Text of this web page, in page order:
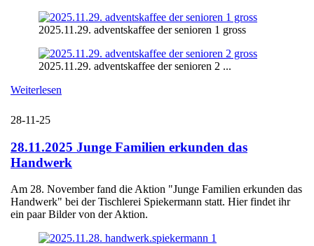
2025.11.29. adventskaffee der senioren 1 gross
2025.11.29. adventskaffee der senioren 2 ...
Weiterlesen
28-11-25
28.11.2025 Junge Familien erkunden das
Handwerk
Am 28. November fand die Aktion "Junge Familien erkunden das
Handwerk" bei der Tischlerei Spiekermann statt. Hier findet ihr
ein paar Bilder von der Aktion.